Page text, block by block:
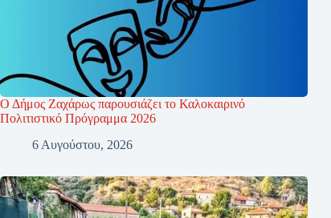
Ο Δήμος Ζαχάρως παρουσιάζει το Καλοκαιρινό
Πολιτιστικό Πρόγραμμα 2026
6 Αυγούστου, 2026